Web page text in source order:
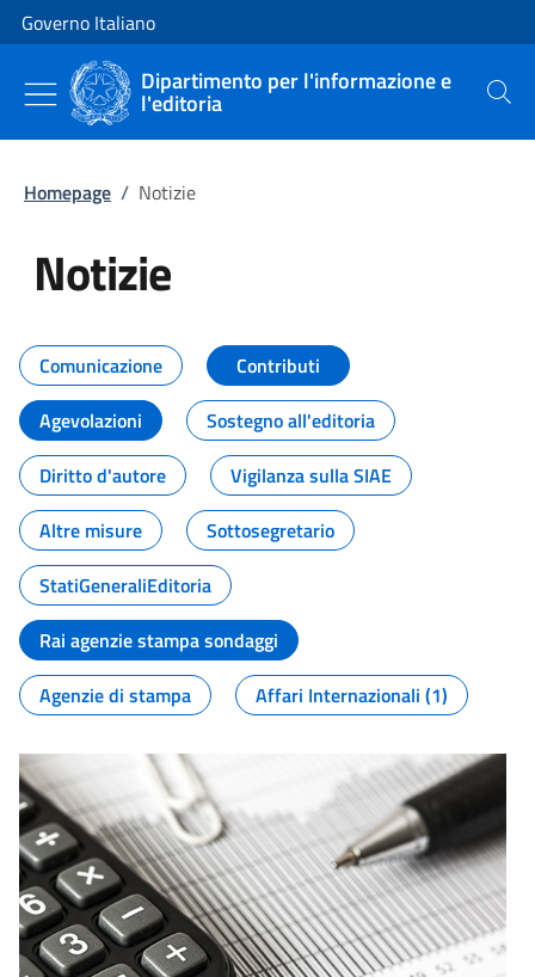
Vai al contenuto
Vai alla navigazione del sito
Governo Italiano
Dipartimento per l'informazione e
l'editoria Cerca
Homepage / Notizie
Notizie
Tutti i contenuti della pagina
Comunicazione
Contributi
Agevolazioni
Sostegno all'editoria
Diritto d'autore
Vigilanza sulla SIAE
Altre misure
Sottosegretario
StatiGeneraliEditoria
Rai agenzie stampa sondaggi
Agenzie di stampa
Affari Internazionali (1)